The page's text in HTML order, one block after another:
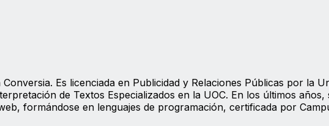
Es licenciada en Publicidad y Relaciones Públicas por la
de Textos Especializados en la UOC. En los últimos años,
formándose en lenguajes de programación, certificada por